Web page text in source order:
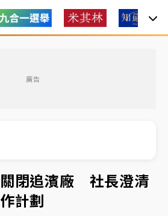
廣告
海！今明防劇烈降雨 東部高溫飆
10億完整始末曝！律師掮客大玩兩
文成關鍵
關閉追濱廠 社長澄清
計劃